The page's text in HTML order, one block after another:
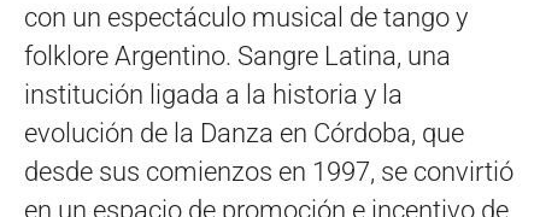
con un espectáculo musical de tango y
folklore Argentino. Sangre Latina, una
institución ligada a la historia y la
evolución de la Danza en Córdoba, que
desde sus comienzos en 1997, se convirtió
en un espacio de promoción e incentivo de